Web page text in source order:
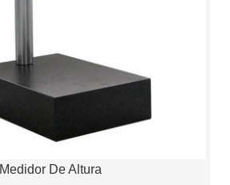
Medidor De Altura